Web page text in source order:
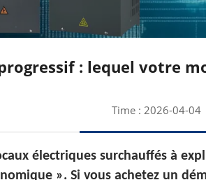
: lequel votre
Time : 2026-04-04
électriques surchauffés à
». Si vous achetez un